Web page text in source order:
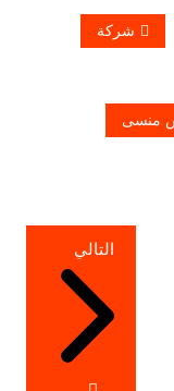
شركة
منسى
التالي